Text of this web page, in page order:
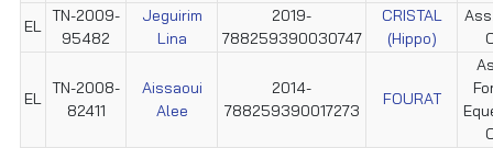
EL
TN-2009-
95482
Jeguirim
Lina
2019-
788259390030747
CRISTAL
(Hippo)
EL
TN-2008-
82411
Aissaoui
Alee
2014-
788259390017273
FOURAT